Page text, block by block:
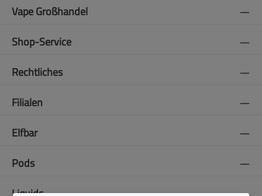
Vape Großhandel
Shop-Service
Rechtliches
Filialen
Elfbar
Pods